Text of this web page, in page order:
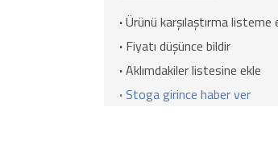
·Ürünü karşılaştırma listeme
· Fiyatı düşünce bildir
·Aklımdakiler listesine ekle
· Stoga girince haber ver